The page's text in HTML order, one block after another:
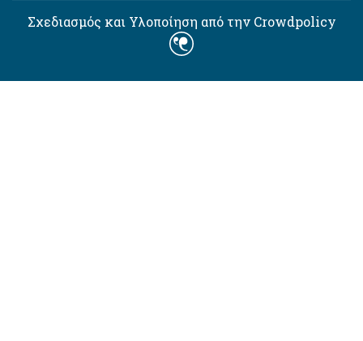
Σχεδιασμός και Υλοποίηση από την Crowdpolicy